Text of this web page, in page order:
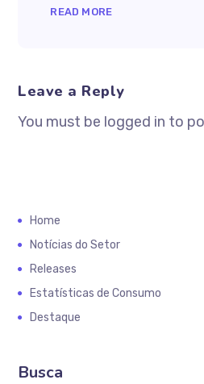
READ MORE
Leave a Reply
You must be logged in to
Home
Notícias do Setor
Releases
Estatísticas de Consumo
Destaque
Busca